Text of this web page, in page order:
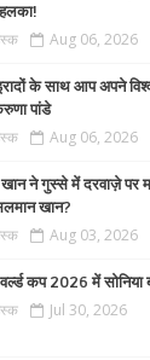
Aug 06, 2026
के साथ आप अपने
पांडे
Aug 06, 2026
ने गुस्से में दरवाज़े पर
खान?
Aug 03, 2026
कप 2026 में
Jul 30, 2026